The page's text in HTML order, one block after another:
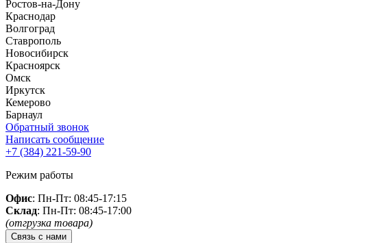
Ростов-на-Дону
Краснодар
Волгоград
Ставрополь
Новосибирск
Красноярск
Омск
Иркутск
Кемерово
Барнаул
Обратный звонок
Написать сообщение
+7 (384) 221-59-90
Режим работы
Офис: Пн-Пт: 08:45-17:15
Склад: Пн-Пт: 08:45-17:00
(отгрузка товара)
Связь с нами